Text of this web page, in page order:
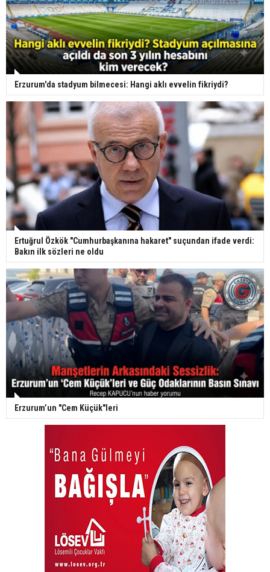
Erzurum'da stadyum bilmecesi: Hangi aklı evvelin fikriydi?
Ertuğrul Özkök "Cumhurbaşkanına hakaret" suçundan ifade verdi:
Bakın ilk sözleri ne oldu
Erzurum’un "Cem Küçük"leri